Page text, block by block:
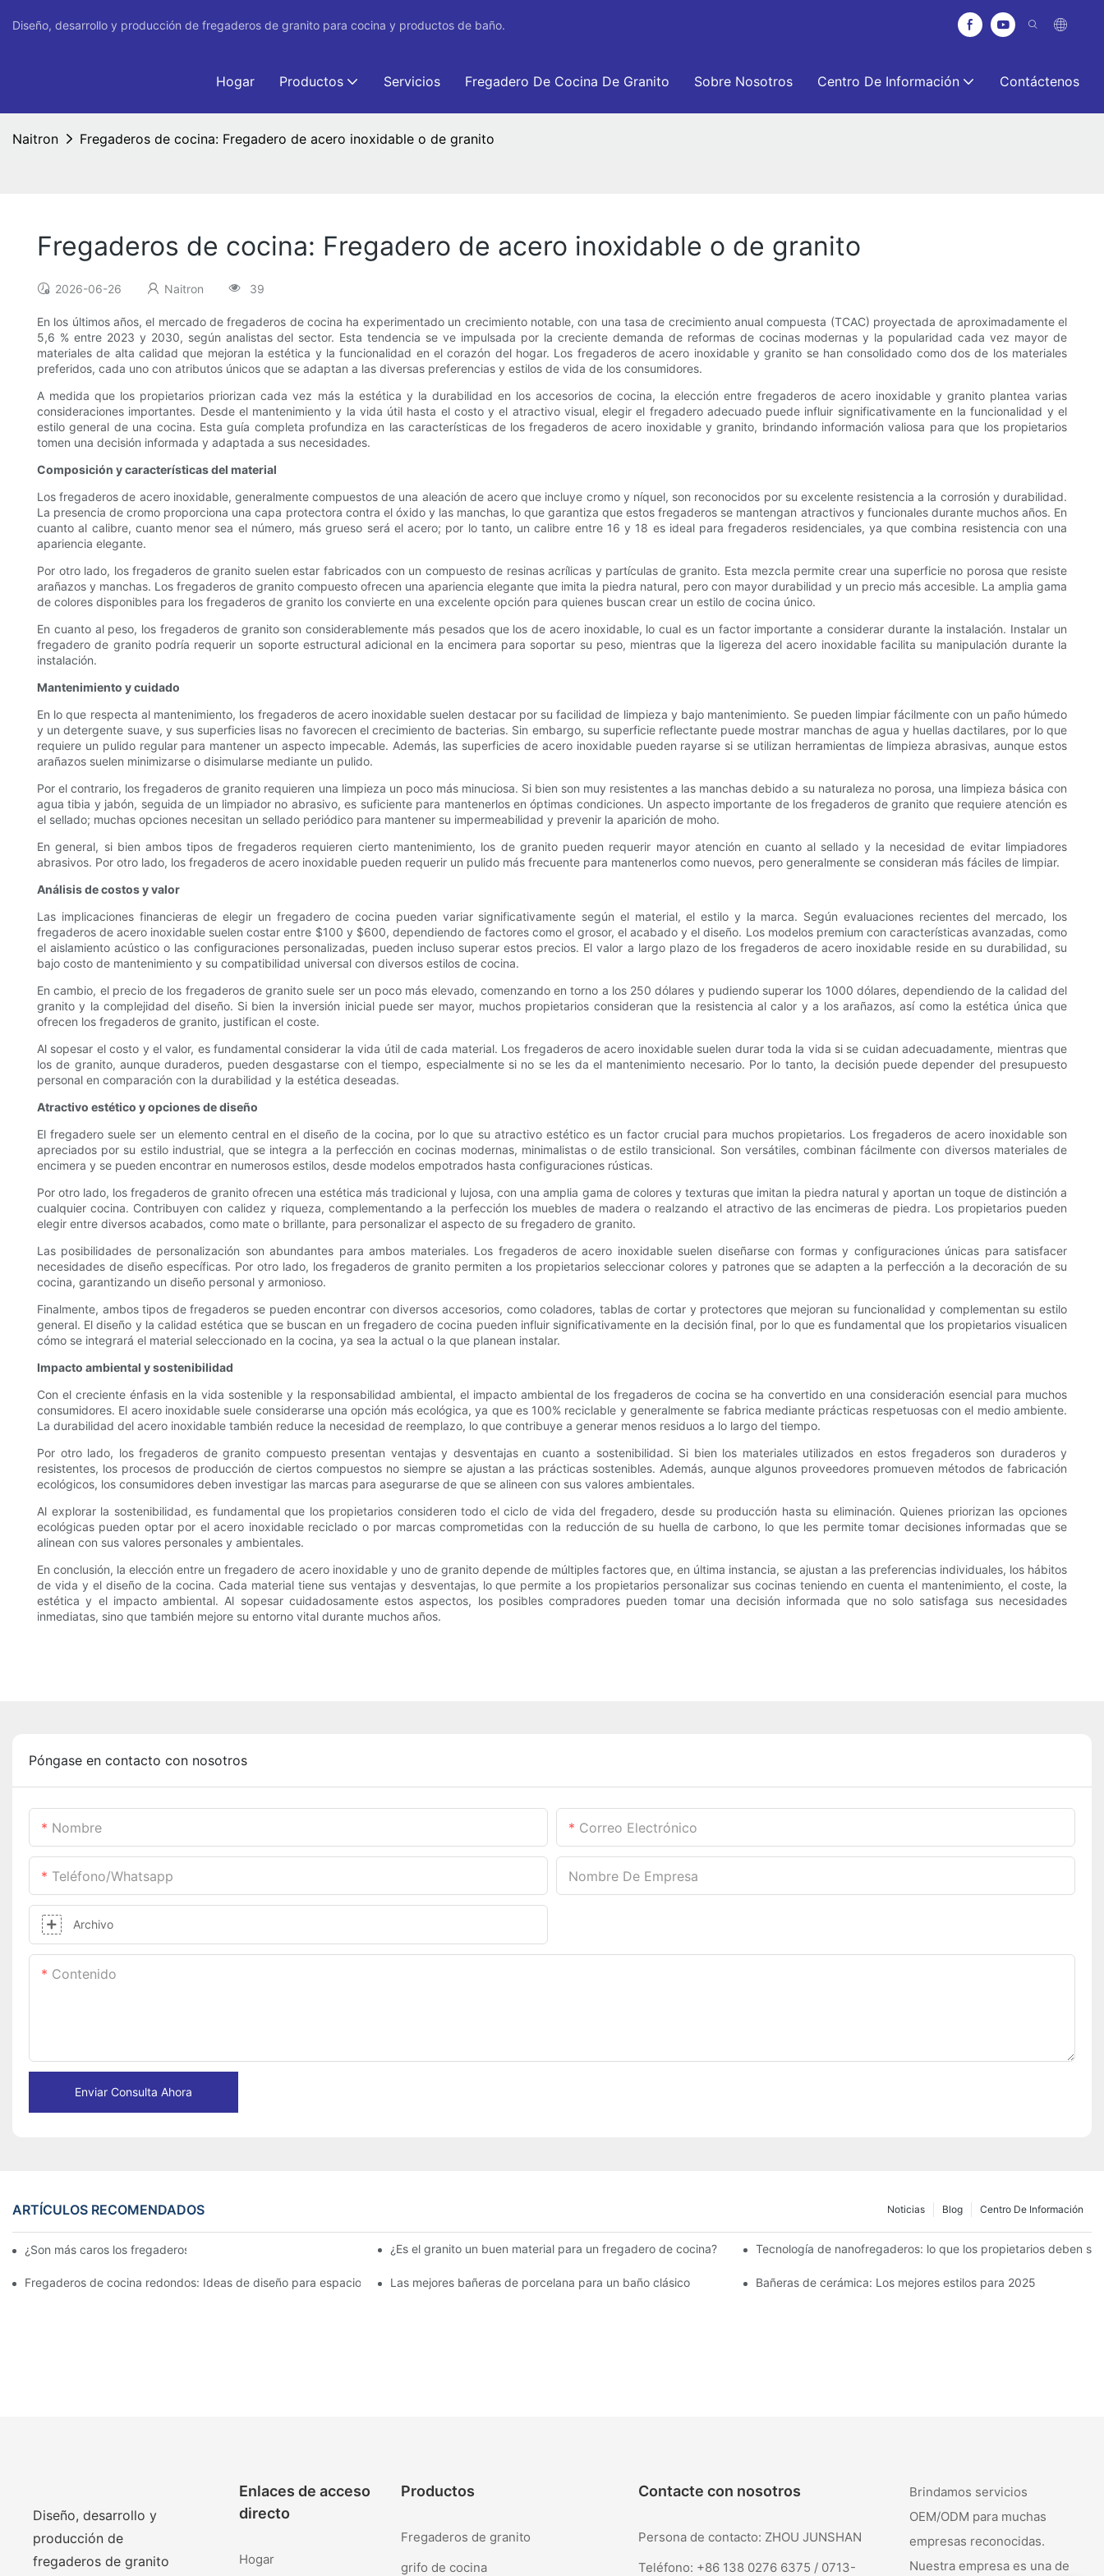
Diseño, desarrollo y producción de fregaderos de granito para cocina y productos de baño.
Hogar Productos Servicios Fregadero De Cocina De Granito Sobre Nosotros Centro De Información Contáctenos
Naitron Fregaderos de cocina: Fregadero de acero inoxidable o de granito
Fregaderos de cocina: Fregadero de acero inoxidable o de granito
2026-06-26 Naitron 39
En los últimos años, el mercado de fregaderos de cocina ha experimentado un crecimiento notable, con una tasa de crecimiento anual compuesta (TCAC) proyectada de aproximadamente el
5,6 % entre 2023 y 2030, según analistas del sector. Esta tendencia se ve impulsada por la creciente demanda de reformas de cocinas modernas y la popularidad cada vez mayor de
materiales de alta calidad que mejoran la estética y la funcionalidad en el corazón del hogar. Los fregaderos de acero inoxidable y granito se han consolidado como dos de los materiales
preferidos, cada uno con atributos únicos que se adaptan a las diversas preferencias y estilos de vida de los consumidores.
A medida que los propietarios priorizan cada vez más la estética y la durabilidad en los accesorios de cocina, la elección entre fregaderos de acero inoxidable y granito plantea varias
consideraciones importantes. Desde el mantenimiento y la vida útil hasta el costo y el atractivo visual, elegir el fregadero adecuado puede influir significativamente en la funcionalidad y el
estilo general de una cocina. Esta guía completa profundiza en las características de los fregaderos de acero inoxidable y granito, brindando información valiosa para que los propietarios
tomen una decisión informada y adaptada a sus necesidades.
Composición y características del material
Los fregaderos de acero inoxidable, generalmente compuestos de una aleación de acero que incluye cromo y níquel, son reconocidos por su excelente resistencia a la corrosión y durabilidad.
La presencia de cromo proporciona una capa protectora contra el óxido y las manchas, lo que garantiza que estos fregaderos se mantengan atractivos y funcionales durante muchos años. En
cuanto al calibre, cuanto menor sea el número, más grueso será el acero; por lo tanto, un calibre entre 16 y 18 es ideal para fregaderos residenciales, ya que combina resistencia con una
apariencia elegante.
Por otro lado, los fregaderos de granito suelen estar fabricados con un compuesto de resinas acrílicas y partículas de granito. Esta mezcla permite crear una superficie no porosa que resiste
arañazos y manchas. Los fregaderos de granito compuesto ofrecen una apariencia elegante que imita la piedra natural, pero con mayor durabilidad y un precio más accesible. La amplia gama
de colores disponibles para los fregaderos de granito los convierte en una excelente opción para quienes buscan crear un estilo de cocina único.
En cuanto al peso, los fregaderos de granito son considerablemente más pesados ​​que los de acero inoxidable, lo cual es un factor importante a considerar durante la instalación. Instalar un
fregadero de granito podría requerir un soporte estructural adicional en la encimera para soportar su peso, mientras que la ligereza del acero inoxidable facilita su manipulación durante la
instalación.
Mantenimiento y cuidado
En lo que respecta al mantenimiento, los fregaderos de acero inoxidable suelen destacar por su facilidad de limpieza y bajo mantenimiento. Se pueden limpiar fácilmente con un paño húmedo
y un detergente suave, y sus superficies lisas no favorecen el crecimiento de bacterias. Sin embargo, su superficie reflectante puede mostrar manchas de agua y huellas dactilares, por lo que
requiere un pulido regular para mantener un aspecto impecable. Además, las superficies de acero inoxidable pueden rayarse si se utilizan herramientas de limpieza abrasivas, aunque estos
arañazos suelen minimizarse o disimularse mediante un pulido.
Por el contrario, los fregaderos de granito requieren una limpieza un poco más minuciosa. Si bien son muy resistentes a las manchas debido a su naturaleza no porosa, una limpieza básica con
agua tibia y jabón, seguida de un limpiador no abrasivo, es suficiente para mantenerlos en óptimas condiciones. Un aspecto importante de los fregaderos de granito que requiere atención es
el sellado; muchas opciones necesitan un sellado periódico para mantener su impermeabilidad y prevenir la aparición de moho.
En general, si bien ambos tipos de fregaderos requieren cierto mantenimiento, los de granito pueden requerir mayor atención en cuanto al sellado y la necesidad de evitar limpiadores
abrasivos. Por otro lado, los fregaderos de acero inoxidable pueden requerir un pulido más frecuente para mantenerlos como nuevos, pero generalmente se consideran más fáciles de limpiar.
Análisis de costos y valor
Las implicaciones financieras de elegir un fregadero de cocina pueden variar significativamente según el material, el estilo y la marca. Según evaluaciones recientes del mercado, los
fregaderos de acero inoxidable suelen costar entre $100 y $600, dependiendo de factores como el grosor, el acabado y el diseño. Los modelos premium con características avanzadas, como
el aislamiento acústico o las configuraciones personalizadas, pueden incluso superar estos precios. El valor a largo plazo de los fregaderos de acero inoxidable reside en su durabilidad, su
bajo costo de mantenimiento y su compatibilidad universal con diversos estilos de cocina.
En cambio, el precio de los fregaderos de granito suele ser un poco más elevado, comenzando en torno a los 250 dólares y pudiendo superar los 1000 dólares, dependiendo de la calidad del
granito y la complejidad del diseño. Si bien la inversión inicial puede ser mayor, muchos propietarios consideran que la resistencia al calor y a los arañazos, así como la estética única que
ofrecen los fregaderos de granito, justifican el coste.
Al sopesar el costo y el valor, es fundamental considerar la vida útil de cada material. Los fregaderos de acero inoxidable suelen durar toda la vida si se cuidan adecuadamente, mientras que
los de granito, aunque duraderos, pueden desgastarse con el tiempo, especialmente si no se les da el mantenimiento necesario. Por lo tanto, la decisión puede depender del presupuesto
personal en comparación con la durabilidad y la estética deseadas.
Atractivo estético y opciones de diseño
El fregadero suele ser un elemento central en el diseño de la cocina, por lo que su atractivo estético es un factor crucial para muchos propietarios. Los fregaderos de acero inoxidable son
apreciados por su estilo industrial, que se integra a la perfección en cocinas modernas, minimalistas o de estilo transicional. Son versátiles, combinan fácilmente con diversos materiales de
encimera y se pueden encontrar en numerosos estilos, desde modelos empotrados hasta configuraciones rústicas.
Por otro lado, los fregaderos de granito ofrecen una estética más tradicional y lujosa, con una amplia gama de colores y texturas que imitan la piedra natural y aportan un toque de distinción a
cualquier cocina. Contribuyen con calidez y riqueza, complementando a la perfección los muebles de madera o realzando el atractivo de las encimeras de piedra. Los propietarios pueden
elegir entre diversos acabados, como mate o brillante, para personalizar el aspecto de su fregadero de granito.
Las posibilidades de personalización son abundantes para ambos materiales. Los fregaderos de acero inoxidable suelen diseñarse con formas y configuraciones únicas para satisfacer
necesidades de diseño específicas. Por otro lado, los fregaderos de granito permiten a los propietarios seleccionar colores y patrones que se adapten a la perfección a la decoración de su
cocina, garantizando un diseño personal y armonioso.
Finalmente, ambos tipos de fregaderos se pueden encontrar con diversos accesorios, como coladores, tablas de cortar y protectores que mejoran su funcionalidad y complementan su estilo
general. El diseño y la calidad estética que se buscan en un fregadero de cocina pueden influir significativamente en la decisión final, por lo que es fundamental que los propietarios visualicen
cómo se integrará el material seleccionado en la cocina, ya sea la actual o la que planean instalar.
Impacto ambiental y sostenibilidad
Con el creciente énfasis en la vida sostenible y la responsabilidad ambiental, el impacto ambiental de los fregaderos de cocina se ha convertido en una consideración esencial para muchos
consumidores. El acero inoxidable suele considerarse una opción más ecológica, ya que es 100% reciclable y generalmente se fabrica mediante prácticas respetuosas con el medio ambiente.
La durabilidad del acero inoxidable también reduce la necesidad de reemplazo, lo que contribuye a generar menos residuos a lo largo del tiempo.
Por otro lado, los fregaderos de granito compuesto presentan ventajas y desventajas en cuanto a sostenibilidad. Si bien los materiales utilizados en estos fregaderos son duraderos y
resistentes, los procesos de producción de ciertos compuestos no siempre se ajustan a las prácticas sostenibles. Además, aunque algunos proveedores promueven métodos de fabricación
ecológicos, los consumidores deben investigar las marcas para asegurarse de que se alineen con sus valores ambientales.
Al explorar la sostenibilidad, es fundamental que los propietarios consideren todo el ciclo de vida del fregadero, desde su producción hasta su eliminación. Quienes priorizan las opciones
ecológicas pueden optar por el acero inoxidable reciclado o por marcas comprometidas con la reducción de su huella de carbono, lo que les permite tomar decisiones informadas que se
alinean con sus valores personales y ambientales.
En conclusión, la elección entre un fregadero de acero inoxidable y uno de granito depende de múltiples factores que, en última instancia, se ajustan a las preferencias individuales, los hábitos
de vida y el diseño de la cocina. Cada material tiene sus ventajas y desventajas, lo que permite a los propietarios personalizar sus cocinas teniendo en cuenta el mantenimiento, el coste, la
estética y el impacto ambiental. Al sopesar cuidadosamente estos aspectos, los posibles compradores pueden tomar una decisión informada que no solo satisfaga sus necesidades
inmediatas, sino que también mejore su entorno vital durante muchos años.
Póngase en contacto con nosotros
Nombre Correo Electrónico
Teléfono/whatsapp Nombre De Empresa
Archivo
Contenido
Enviar Consulta Ahora
ARTÍCULOS RECOMENDADOS Centro De Información
Blog
Noticias
¿Son más caros los fregaderos de granito? ¿Es el granito un buen material para un fregadero de cocina? Tecnología de nanofregaderos: lo que los propietarios deben
Fregaderos de cocina redondos: Ideas de diseño para espacios pequeñosLas mejores bañeras de porcelana para un baño clásico Bañeras de cerámica: Los mejores estilos para 2025
Diseño, desarrollo y
producción de
fregaderos de granito
Enlaces de acceso
directo
Hogar
Productos
Fregaderos de granito
grifo de cocina
Contacte con nosotros
Persona de contacto: ZHOU JUNSHAN
Teléfono: +86 138 0276 6375 / 0713-
Brindamos servicios
OEM/ODM para muchas
empresas reconocidas.
Nuestra empresa es una de